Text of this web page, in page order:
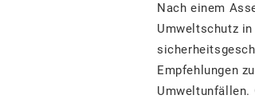
Nach einem
Umweltschutz
Empfehlungen
Umweltunfällen.